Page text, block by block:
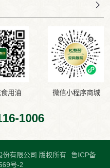
用油 微信小程序商城
1006
有限公司 版权所有
鲁ICP备
号-2